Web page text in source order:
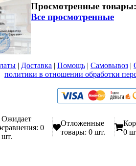
Просмотренные товары:
Все просмотренные
| Доставка | Помощь | Самовывоз |
политики в отношении обработки
Ожидает
сравнения: 0
шт.
Отложенные
товары: 0 шт.
0